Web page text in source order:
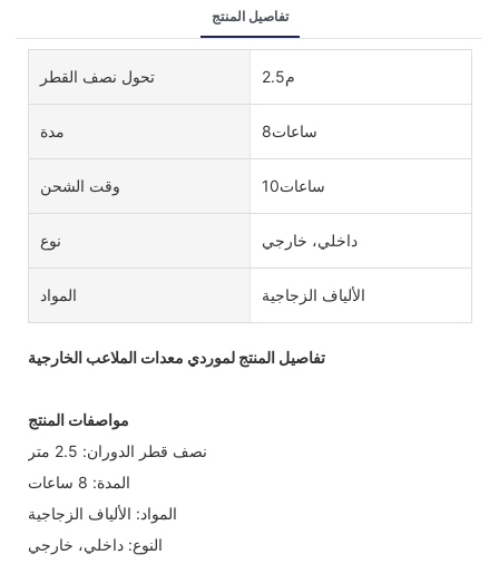
تفاصيل المنتج
تحول نصف القطر م2.5
مدة ساعات8
وقت الشحن ساعات10
نوع داخلي، خارجي
المواد الألياف الزجاجية
تفاصيل المنتج لموردي معدات الملاعب الخارجية
مواصفات المنتج
نصف قطر الدوران: 2.5 متر
المدة: 8 ساعات
المواد: الألياف الزجاجية
النوع: داخلي، خارجي